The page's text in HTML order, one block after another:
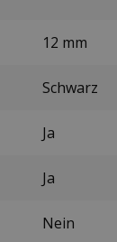
12 mm
Schwarz
Ja
Ja
Nein